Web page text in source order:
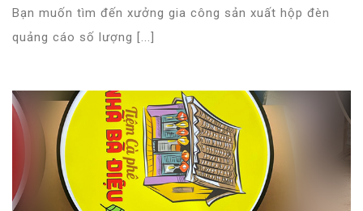
Bạn muốn tìm đến xưởng gia công sản xuất hộp đèn
quảng cáo số lượng [...]